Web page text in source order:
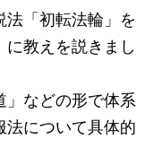
「初転法輪」を
教えを説きまし
」などの形で体系
法について具体的